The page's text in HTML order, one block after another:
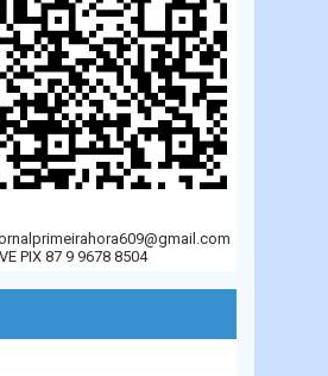
PIX 87 9 9678 8504